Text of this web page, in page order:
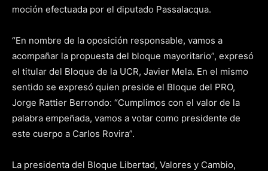
moción efectuada por el diputado Passalacqua.
“En nombre de la oposición responsable, vamos a
acompañar la propuesta del bloque mayoritario”, expresó
el titular del Bloque de la UCR, Javier Mela. En el mismo
sentido se expresó quien preside el Bloque del PRO,
Jorge Rattier Berrondo: “Cumplimos con el valor de la
palabra empeñada, vamos a votar como presidente de
este cuerpo a Carlos Rovira”.
La presidenta del Bloque Libertad, Valores y Cambio,